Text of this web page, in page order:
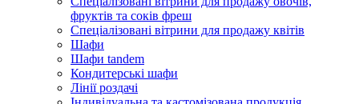
фруктів та соків фреш
Спеціалізовані вітрини для продажу квітів
Шафи
Шафи tandem
Кондитерські шафи
Лінії роздачі